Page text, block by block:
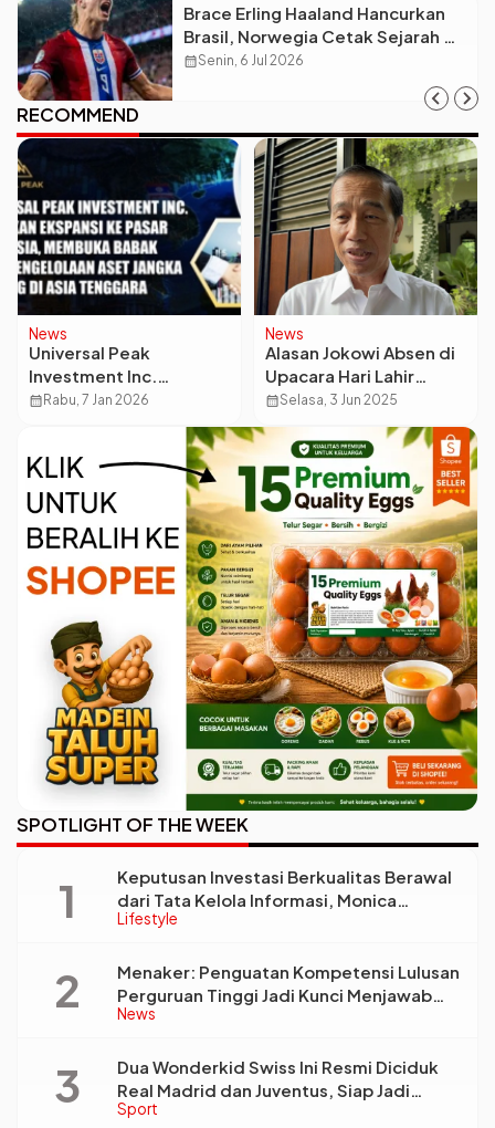
Brace Erling Haaland Hancurkan
Brasil, Norwegia Cetak Sejarah di
Piala Dunia 2026!
calendar_monthSenin, 6 Jul 2026
RECOMMEND
News
Universal Peak
Investment Inc.
Umumkan Ekspansi ke
Membuka Babak Baru
Pengelolaan Aset
Jangka Panjang di Asia
Tenggara
calendar_month Rabu, 7 Jan 2026
News
Alasan Jokowi Absen di
Upacara Hari Lahir
Pancasila 2025 karena
Pemulihan Alergi Kulit
calendar_monthSelasa, 3 Jun 2025
SPOTLIGHT OF THE WEEK
Lifestyle
Keputusan Investasi Berkualitas Berawal
dari Tata Kelola Informasi, Monica
Triyadi: Bukan Sekadar Analisis
News
Menaker: Penguatan Kompetensi Lulusan
Perguruan Tinggi Jadi Kunci Menjawab
Kebutuhan Dunia Kerja
Sport
Dua Wonderkid Swiss Ini Resmi Diciduk
Real Madrid dan Juventus, Siap Jadi
Bintang Baru Eropa